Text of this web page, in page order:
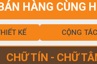
BÁN HÀNG CÙNG
KẾ CỘNG
CHỮ TÍN - CHỮ